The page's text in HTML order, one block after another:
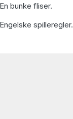
En bunke fliser.
Engelske spilleregler.